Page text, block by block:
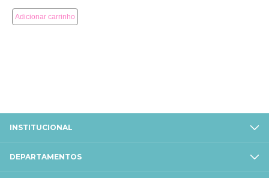
INSTITUCIONAL
DEPARTAMENTOS